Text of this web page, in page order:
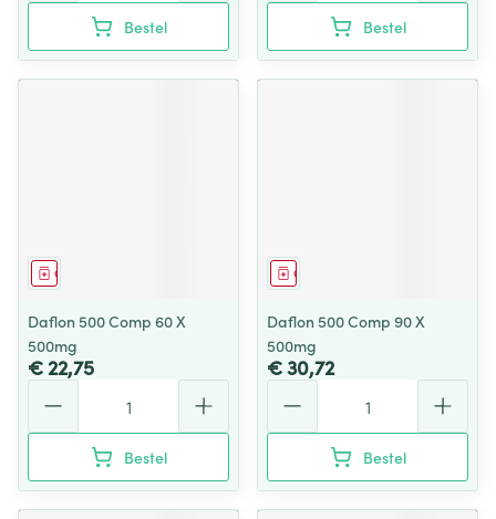
Bestel Bestel
Geneesmiddel
Daflon 500 Comp 60 X
500mg
€ 22,75
Bestel
Geneesmiddel
Daflon 500 Comp 90 X
500mg
€ 30,72
Bestel